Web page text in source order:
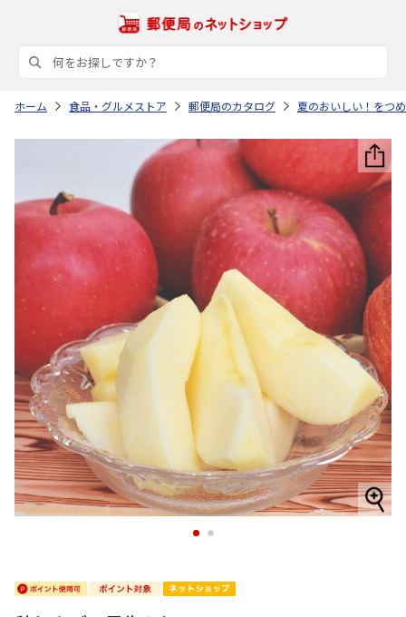
ホーム 食品・グルメストア 郵便局のカタログ 夏のおいしい！をつ
1 2